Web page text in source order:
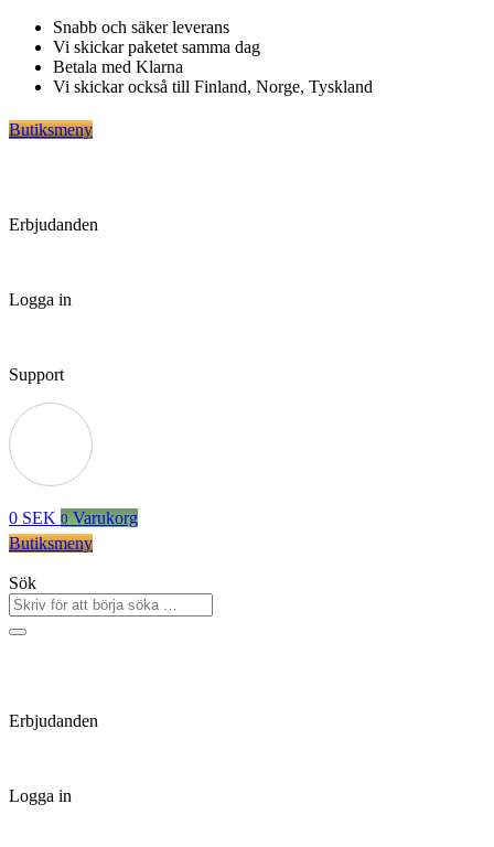
Hoppa
innehåll
Snabb och säker leverans
Vi skickar paketet samma dag
Betala med Klarna
Vi skickar också till Finland, Norge, Tyskland
Butiksmeny
Erbjudanden
Logga in
Support
0 SEK 0 Varukorg
Butiksmeny
Sök
Erbjudanden
Logga in